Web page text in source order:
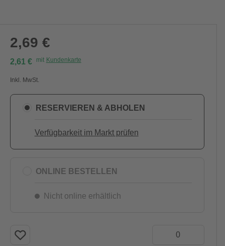
2,69 €
2,61 € mit Kundenkarte
Inkl. MwSt.
RESERVIEREN & ABHOLEN
Verfügbarkeit im Markt prüfen
ONLINE BESTELLEN
Nicht online erhältlich